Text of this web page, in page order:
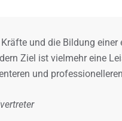
und die Bildung
Ziel ist vielmehr eine
und